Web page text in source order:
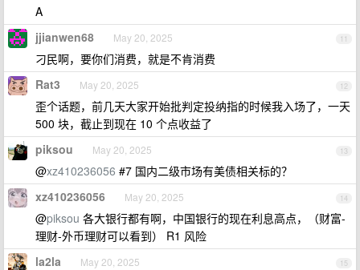
A
11
jjianwen68 May 20, 2025
刁民啊，要你们消费，就是不肯消费
12
Rat3 May 20, 2025
歪个话题，前几天大家开始批判定投纳指的时候我入场了，一天
500 块，截止到现在 10 个点收益了
13
piksou May 20, 2025
@xz410236056 #7 国内二级市场有美债相关标的？
14
xz410236056 May 20, 2025
@piksou 各大银行都有啊，中国银行的现在利息高点，（财富-
理财-外币理财可以看到） R1 风险
15
la2la May 20, 2025